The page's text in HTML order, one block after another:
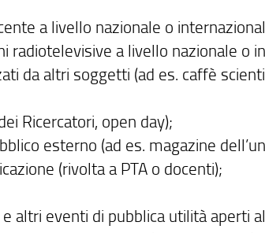
a livello nazionale o
a livello nazionale o
da altri soggetti (ad es. caffè
Ricercatori, open day);
esterno (ad es. magazine
(rivolta a PTA o docenti);
altri eventi di pubblica utilità aperti